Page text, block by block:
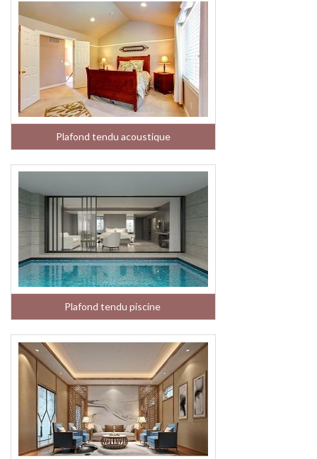
Plafond tendu acoustique
Plafond tendu piscine